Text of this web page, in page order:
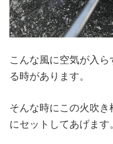
こんな風に空気が入
る時があります。
そんな時にこの火吹
にセットしてあげます